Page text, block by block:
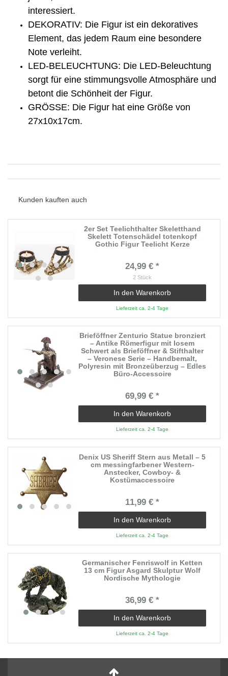
interessiert.
DEKORATIV: Die Figur ist ein dekoratives
Element, das jedem Raum eine besondere
Note verleiht.
LED-BELEUCHTUNG: Die LED-Beleuchtung
sorgt für eine stimmungsvolle Atmosphäre und
betont die Schönheit der Figur.
GRÖSSE: Die Figur hat eine Größe von
27x10x17cm.
Kunden kauften auch
2er Set Teelichthalter Skeletthand
Skelett Totenschädel totenkopf
Gothic Figur Teelicht Kerze
24,99 € *
2 Stück
In den Warenkorb
Lieferzeit ca. 2-4 Tage
Brieföffner Zenturio Statue bronziert
– Antike Römerfigur mit losem
Schwert als Brieföffner & Stifthalter
– Veronese Serie – Handbemalt,
Polyresin mit Bronzeüberzug – Edles
Büro-Accessoire
69,99 € *
In den Warenkorb
Lieferzeit ca. 2-4 Tage
Denix US Sheriff Stern aus Metall – 5
cm messingfarbener Western-
Anstecker, Cowboy- &
Kostümaccessoire
11,99 € *
In den Warenkorb
Lieferzeit ca. 2-4 Tage
Germanischer Fenriswolf in Ketten
13 cm Figur Asgard Skulptur Wolf
Nordische Mythologie
36,99 € *
In den Warenkorb
Lieferzeit ca. 2-4 Tage